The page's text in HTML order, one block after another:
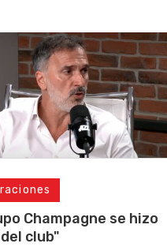
Champagne se hizo
club"